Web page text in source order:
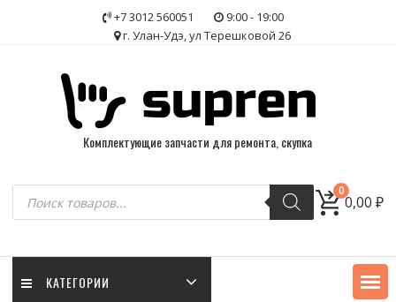
+7 3012 560051
9:00 - 19:00
г. Улан-Удэ, ул Терешковой 26
Комплектующие запчасти для ремонта, скупка
Поиск
товаров
0
0,00₽
КАТЕГОРИИ